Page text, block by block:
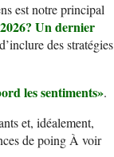
est notre principal
Un dernier
des stratégies
les sentiments».
et, idéalement,
de poing À voir